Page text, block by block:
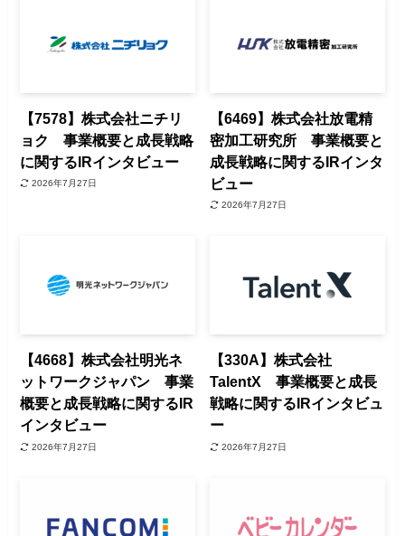
【7578】株式会社ニチリ
ョク 事業概要と成長戦略
に関するIRインタビュー
2026年7月27日
【6469】株式会社放電精
密加工研究所 事業概要と
成長戦略に関するIRインタ
ビュー
2026年7月27日
【4668】株式会社明光ネ
ットワークジャパン 事業
概要と成長戦略に関するIR
インタビュー
2026年7月27日
【330A】株式会社
TalentX 事業概要と成長
戦略に関するIRインタビュ
ー
2026年7月27日